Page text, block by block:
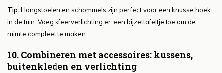
Tip: Hangstoelen en schommels zijn perfect voor een knusse hoek
in de tuin. Voeg sfeerverlichting en een bijzettafeltje toe om de
ruimte compleet te maken.
10. Combineren met accessoires: kussens,
buitenkleden en verlichting